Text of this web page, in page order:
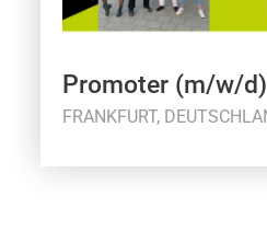
Promoter (m/w/d)
FRANKFURT,